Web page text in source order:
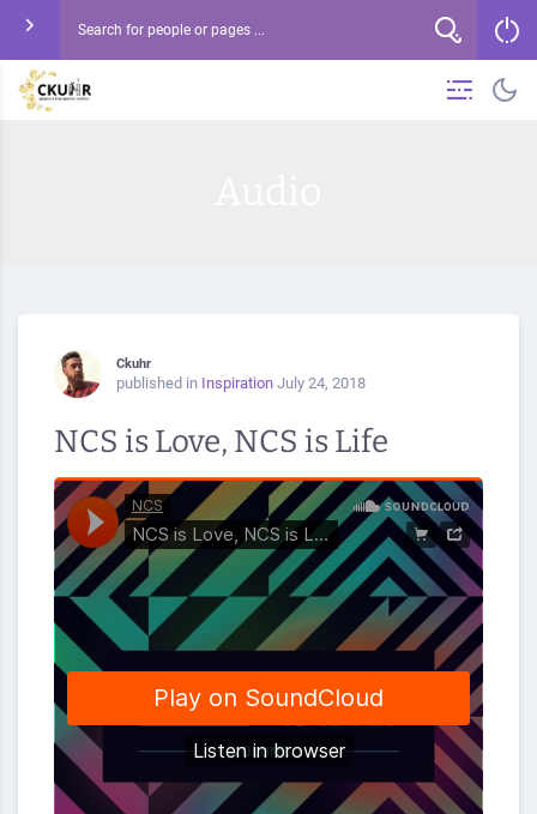
Ckuhr
published in Inspiration July 24, 2018
NCS is Love, NCS is Life